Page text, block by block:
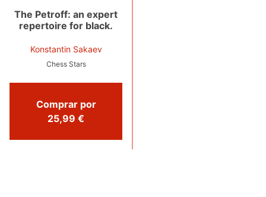
The Petroff: an expert
repertoire for black.
Konstantin Sakaev
Chess Stars
Comprar por
25,99 €